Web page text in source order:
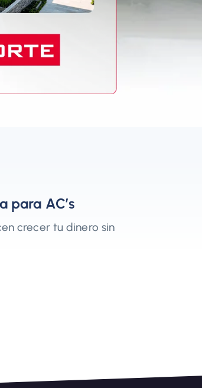
para AC’s
crecer tu dinero sin